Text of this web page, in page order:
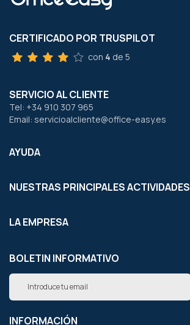
CERTIFICADO POR TRUSPILOT
con 4 de 5
SERVICIO AL CLIENTE
Tel: +34 910 307 965
Email: servicioalcliente@office-easy.es
AYUDA
NUESTRAS PRINCIPALES ACTIVIDADES
LA EMPRESA
BOLETIN INFORMATIVO
Inscríbete
nuestro
boletín
INFORMACIÓN